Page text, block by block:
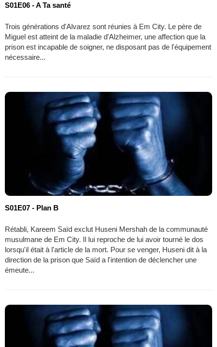
S01E06 - A Ta santé
Trois générations d'Alvarez sont réunies à Em City. Le père de
Miguel est atteint de la maladie d'Alzheimer, une affection que la
prison est incapable de soigner, ne disposant pas de l'équipement
nécessaire...
S01E07 - Plan B
Rétabli, Kareem Saïd exclut Huseni Mershah de la communauté
musulmane de Em City. Il lui reproche de lui avoir tourné le dos
lorsqu'il était à l'article de la mort. Pour se venger, Huseni dit à la
direction de la prison que Saïd a l'intention de déclencher une
émeute...